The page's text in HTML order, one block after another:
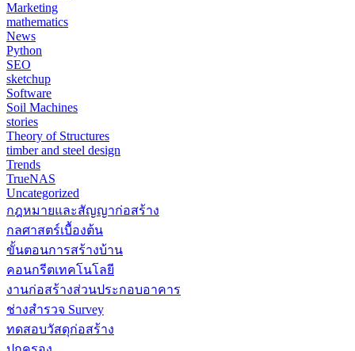
Marketing
mathematics
News
Python
SEO
sketchup
Software
Soil Machines
stories
Theory of Structures
timber and steel design
Trends
TrueNAS
Uncategorized
กฎหมายและสัญญาก่อสร้าง
กลศาสตร์เบื้องต้น
ขั้นตอนการสร้างบ้าน
คอนกรีตเทคโนโลยี
งานก่อสร้างส่วนประกอบอาคาร
ช่างสำรวจ Survey
ทดสอบวัสดุก่อสร้าง